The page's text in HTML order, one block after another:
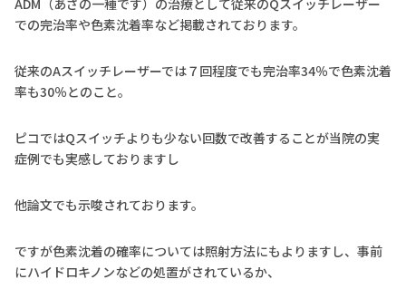
ADM（あざの一種です）の治療として従来のQスイッチレーザー
での完治率や色素沈着率など掲載されております。
従来のAスイッチレーザーでは７回程度でも完治率34％で色素沈着
率も30％とのこと。
ピコではQスイッチよりも少ない回数で改善することが当院の実
症例でも実感しておりますし
他論文でも示唆されております。
ですが色素沈着の確率については照射方法にもよりますし、事前
にハイドロキノンなどの処置がされているか、